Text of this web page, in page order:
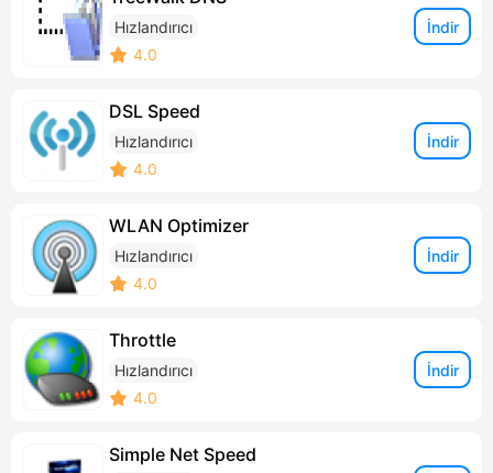
Hızlandırıcı
4.0
İndir
DSL Speed
Hızlandırıcı
4.0
İndir
WLAN Optimizer
Hızlandırıcı
4.0
İndir
Throttle
Hızlandırıcı
4.0
İndir
Simple Net Speed